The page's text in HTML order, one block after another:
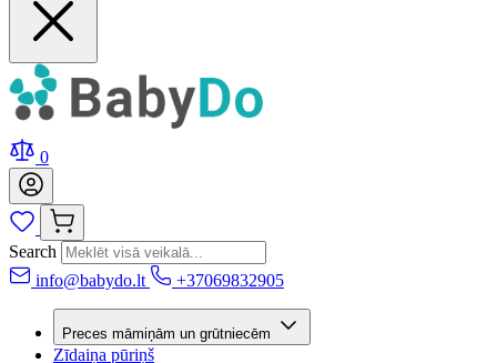
0
Search
info@babydo.lt
+37069832905
Preces māmiņām un grūtniecēm
Zīdaiņa pūriņš